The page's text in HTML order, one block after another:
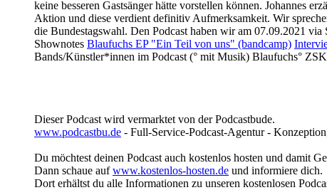
keine besseren Gastsänger hätte vorstellen können. Johannes
Aktion und diese verdient definitiv Aufmerksamkeit. Wir
die Bundestagswahl. Den Podcast haben wir am 07.09.2021
Shownotes Blaufuchs EP "Ein Teil von uns" (bandcamp)
Bands/Künstler*innen im Podcast (° mit Musik) Blaufuchs°
Dieser Podcast wird vermarktet von der Podcastbude.
www.podcastbu.de - Full-Service-Podcast-Agentur -
Du möchtest deinen Podcast auch kostenlos hosten und damit
Dann schaue aufwww.kostenlos-hosten.de und informiere dich.
Dort erhältst du alle Informationen zu unseren kostenlosen